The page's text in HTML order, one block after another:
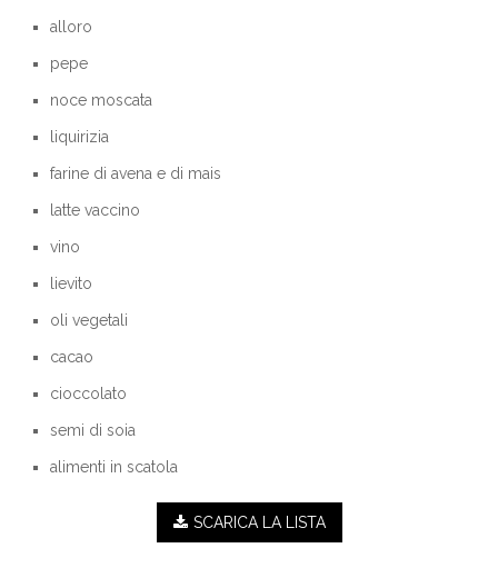
alloro
pepe
noce moscata
liquirizia
farine di avena e di mais
latte vaccino
vino
lievito
oli vegetali
cacao
cioccolato
semi di soia
alimenti in scatola
SCARICA LA LISTA